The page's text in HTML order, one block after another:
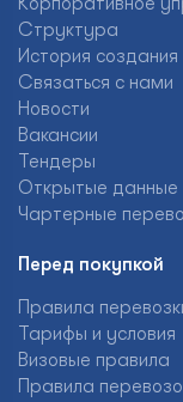
Структура
История создания
Связаться с нами
Новости
Вакансии
Тендеры
Открытые данные
Чартерные
Перед покупкой
Правила
Тарифы и условия
Визовые правила
Правила